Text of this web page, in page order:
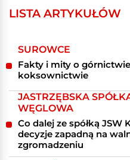
LISTA ARTYKUŁÓW
SUROWCE
Fakty i mity o
koksownictwie
JASTRZĘBSKA
WĘGLOWA
Co dalej ze spółką JSW
decyzje zapadną na
zgromadzeniu